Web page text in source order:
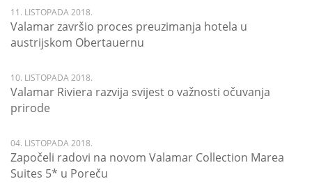
11. LISTOPADA 2018.
Valamar završio proces preuzimanja hotela u
austrijskom Obertauernu
10. LISTOPADA 2018.
Valamar Riviera razvija svijest o važnosti očuvanja
prirode
04. LISTOPADA 2018.
Započeli radovi na novom Valamar Collection Marea
Suites 5* u Poreču